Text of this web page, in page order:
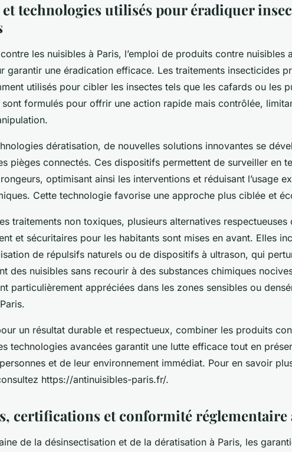
technologies utilisés pour éradiquer
les nuisibles à Paris, l’emploi de produits contre nuisibles
garantir une éradication efficace. Les traitements insecticides
utilisés pour cibler les insectes tels que les cafards ou les
formulés pour offrir une action rapide mais contrôlée,
dératisation, de nouvelles solutions innovantes se
pièges connectés. Ces dispositifs permettent de surveiller en
optimisant ainsi les interventions et réduisant l’usage
Cette technologie favorise une approche plus ciblée et
traitements non toxiques, plusieurs alternatives respectueuses
et sécuritaires pour les habitants sont mises en avant. Elles
de répulsifs naturels ou de dispositifs à ultrason, qui
des nuisibles sans recourir à des substances chimiques
particulièrement appréciées dans les zones sensibles ou
un résultat durable et respectueux, combiner les produits
technologies avancées garantit une lutte efficace tout en
et de leur environnement immédiat. Pour en savoir
https://antinuisibles-paris.fr/.
certifications et conformité réglementaire
de la désinsectisation et de la dératisation à Paris, les